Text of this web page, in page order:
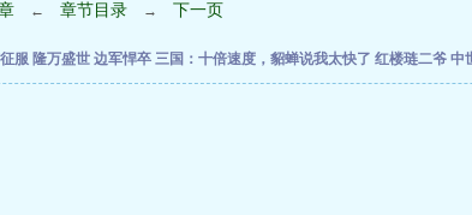
← 章节目录 → 下一页
服 隆万盛世 边军悍卒 三国：十倍速度，貂蝉说我太快了 红楼琏二爷 中